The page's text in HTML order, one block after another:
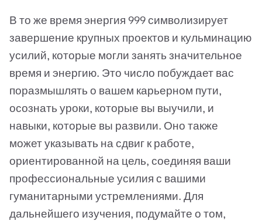
В то же время энергия 999 символизирует
завершение крупных проектов и кульминацию
усилий, которые могли занять значительное
время и энергию. Это число побуждает вас
поразмышлять о вашем карьерном пути,
осознать уроки, которые вы выучили, и
навыки, которые вы развили. Оно также
может указывать на сдвиг к работе,
ориентированной на цель, соединяя ваши
профессиональные усилия с вашими
гуманитарными устремлениями. Для
дальнейшего изучения, подумайте о том,